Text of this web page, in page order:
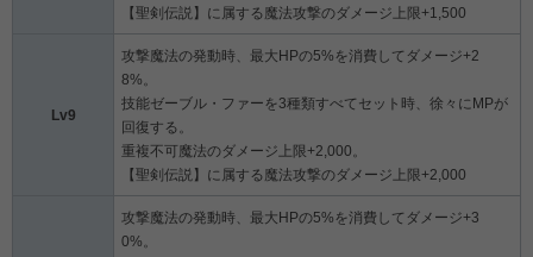
【聖剣伝説】に属する魔法攻撃のダメージ上限+1,500
Lv9
攻撃魔法の発動時、最大HPの5%を消費してダメージ+2
8%。
技能ゼーブル・ファーを3種類すべてセット時、徐々にMPが
回復する。
重複不可魔法のダメージ上限+2,000。
【聖剣伝説】に属する魔法攻撃のダメージ上限+2,000
攻撃魔法の発動時、最大HPの5%を消費してダメージ+3
0%。